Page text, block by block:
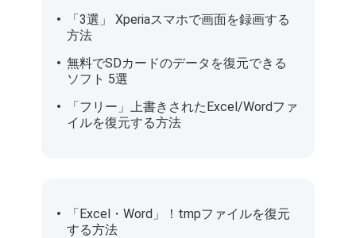
「3選」 Xperiaスマホで画面を録画する
方法
無料でSDカードのデータを復元できる
ソフト 5選
「フリー」上書きされたExcel/Wordファ
イルを復元する方法
「Excel・Word」！tmpファイルを復元
する方法